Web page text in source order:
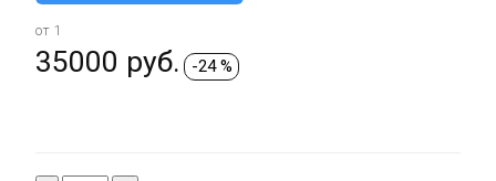
от 1
35000 руб. -24 %